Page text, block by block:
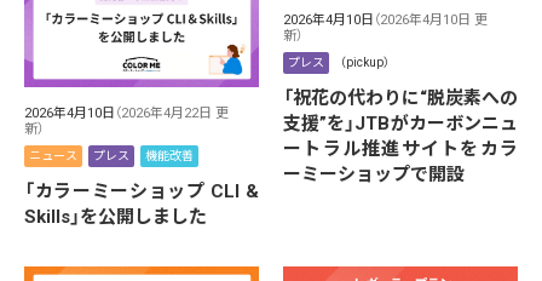
2026年4月10日 （2026年4月22日 更
新）
ニュース プレス 機能改善
「カラーミーショップ CLI &
Skills」を公開しました
2026年4月10日 （2026年4月10日 更
新）
プレス （pickup）
「祝花の代わりに“脱炭素への
支援”を」JTBがカーボンニュ
ートラル推進サイトをカラ
ーミーショップで開設